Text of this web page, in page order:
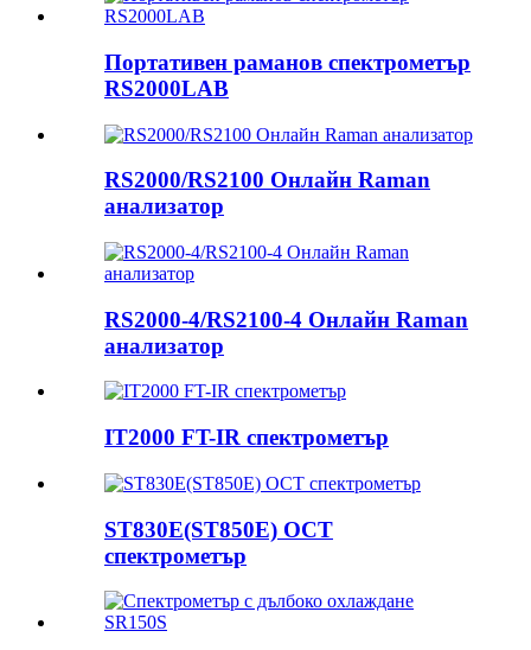
Портативен раманов спектрометър
RS2000LAB
RS2000/RS2100 Онлайн Raman
анализатор
RS2000-4/RS2100-4 Онлайн Raman
анализатор
IT2000 FT-IR спектрометър
ST830E(ST850E) OCT
спектрометър